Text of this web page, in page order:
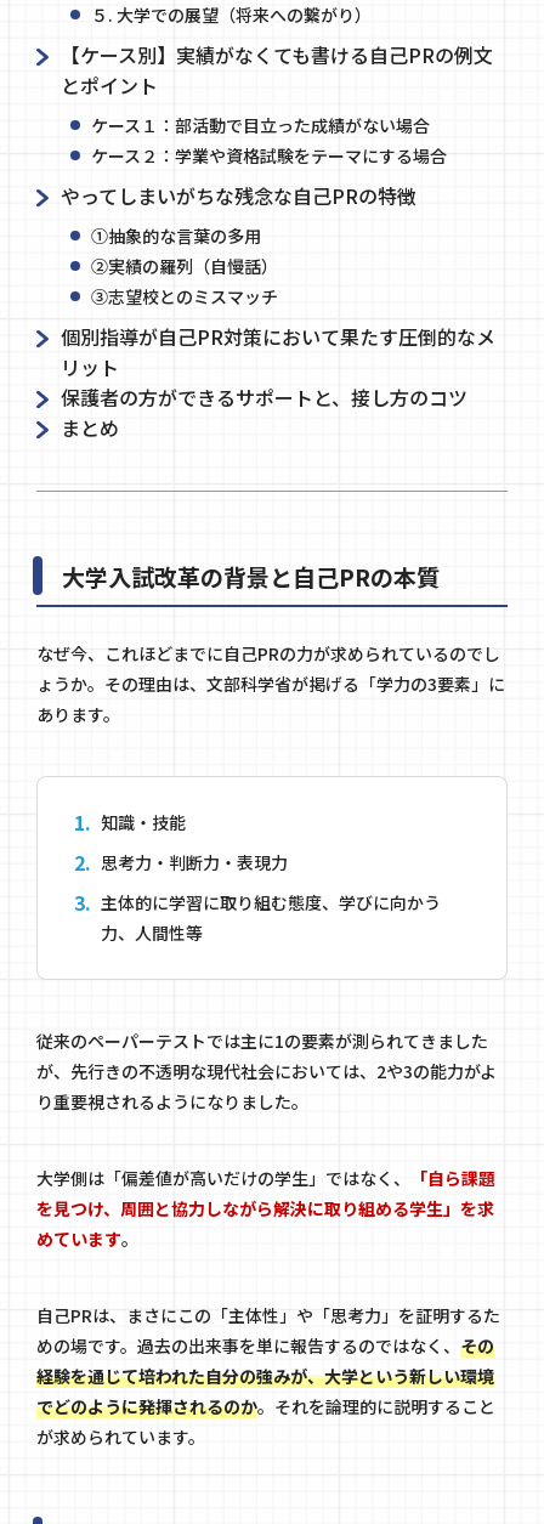
５. 大学での展望（将来への繋がり）
【ケース別】実績がなくても書ける自己PRの例文
とポイント
ケース１：部活動で目立った成績がない場合
ケース２：学業や資格試験をテーマにする場合
やってしまいがちな残念な自己PRの特徴
①抽象的な言葉の多用
②実績の羅列（自慢話）
③志望校とのミスマッチ
個別指導が自己PR対策において果たす圧倒的なメ
リット
保護者の方ができるサポートと、接し方のコツ
まとめ
大学入試改革の背景と自己PRの本質
なぜ今、これほどまでに自己PRの力が求められているのでし
ょうか。その理由は、文部科学省が掲げる「学力の3要素」に
あります。
知識・技能
思考力・判断力・表現力
主体的に学習に取り組む態度、学びに向かう
力、人間性等
従来のペーパーテストでは主に1の要素が測られてきました
が、先行きの不透明な現代社会においては、2や3の能力がよ
り重要視されるようになりました。
大学側は「偏差値が高いだけの学生」ではなく、
「自ら課題
を見つけ、周囲と協力しながら解決に取り組める学生」を求
めています。
自己PRは、まさにこの「主体性」や「思考力」を証明するた
めの場です。過去の出来事を単に報告するのではなく、 その
経験を通じて培われた自分の強みが、大学という新しい環境
でどのように発揮されるのか。それを論理的に説明すること
が求められています。